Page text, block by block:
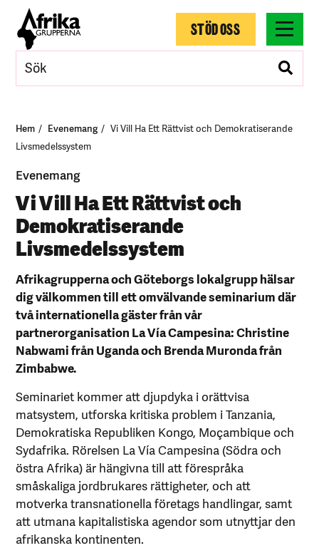
STÖD OSS
Hem Evenemang
Vi Vill Ha Ett Rättvist och Demokratiserande
Livsmedelssystem
Evenemang
Vi Vill Ha Ett Rättvist och
Demokratiserande
Livsmedelssystem
Afrikagrupperna och Göteborgs lokalgrupp hälsar
dig välkommen till ett omvälvande seminarium där
två internationella gäster från vår
partnerorganisation La Vía Campesina: Christine
Nabwami från Uganda och Brenda Muronda från
Zimbabwe.
Seminariet kommer att djupdyka i orättvisa
matsystem, utforska kritiska problem i Tanzania,
Demokratiska Republiken Kongo, Moçambique och
Sydafrika. Rörelsen La Vía Campesina (Södra och
östra Afrika) är hängivna till att förespråka
småskaliga jordbrukares rättigheter, och att
motverka transnationella företags handlingar, samt
att utmana kapitalistiska agendor som utnyttjar den
afrikanska kontinenten.